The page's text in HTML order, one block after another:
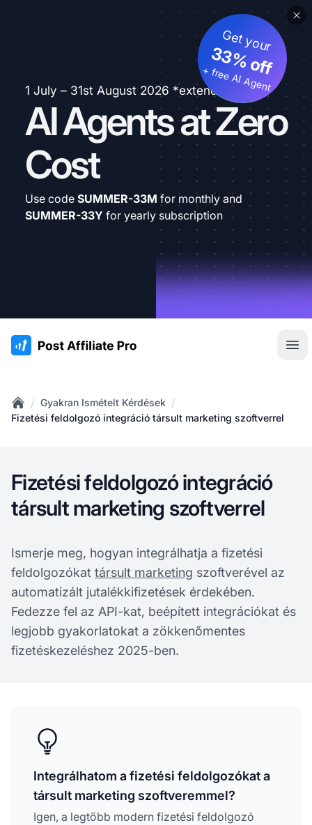
1 July – 31st August 2026 *extended
AI Agents at Zero
Cost
Get your
33% off
+ free AI Agent
Use code SUMMER-33M for monthly and
SUMMER-33Y for yearly subscription
:site.title
Home
/ Gyakran Ismételt Kérdések /
Fizetési feldolgozó integráció társult marketing szoftverrel
Fizetési feldolgozó integráció
társult marketing szoftverrel
Ismerje meg, hogyan integrálhatja a fizetési
feldolgozókat társult marketing szoftverével az
automatizált jutalékkifizetések érdekében.
Fedezze fel az API-kat, beépített integrációkat és
legjobb gyakorlatokat a zökkenőmentes
fizetéskezeléshez 2025-ben.
Integrálhatom a fizetési feldolgozókat a
társult marketing szoftveremmel?
Igen, a legtöbb modern fizetési feldolgozó